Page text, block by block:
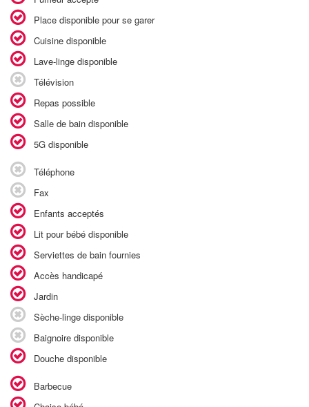
Place disponible pour se garer
Cuisine disponible
Lave-linge disponible
Télévision
Repas possible
Salle de bain disponible
5G disponible
Téléphone
Fax
Enfants acceptés
Lit pour bébé disponible
Serviettes de bain fournies
Accès handicapé
Jardin
Sèche-linge disponible
Baignoire disponible
Douche disponible
Barbecue